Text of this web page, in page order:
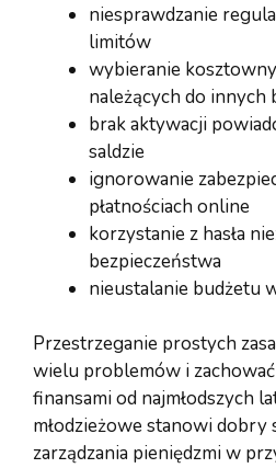
niesprawdzanie
limitów
wybieranie
należących do innych
brak aktywacji
saldzie
ignorowanie
płatnościach online
korzystanie z hasła
bezpieczeństwa
nieustalanie budżetu
Przestrzeganie prostych
wielu problemów i
finansami od najmłodszych
młodzieżowe stanowi dobry
zarządzania pieniędzmi w